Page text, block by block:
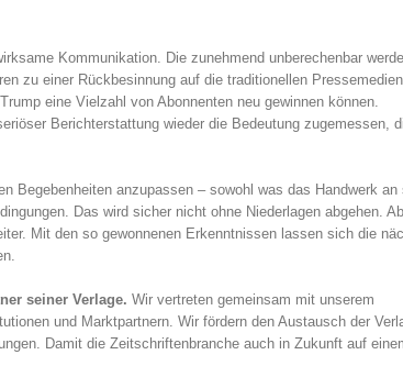
Kommunikation. Die zunehmend unberechenbar
zu einer Rückbesinnung auf die traditionellen
eine Vielzahl von Abonnenten neu gewinnen können.
Berichterstattung wieder die Bedeutung zugemessen,
Begebenheiten anzupassen – sowohl was das Handwerk an
Das wird sicher nicht ohne Niederlagen abgehen.
Mit den so gewonnenen Erkenntnissen lassen sich die
seiner Verlage. Wir vertreten gemeinsam mit unserem
und Marktpartnern. Wir fördern den Austausch der
Damit die Zeitschriftenbranche auch in Zukunft auf